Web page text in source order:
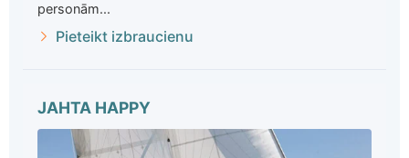
personām...
Pieteikt izbraucienu
JAHTA HAPPY